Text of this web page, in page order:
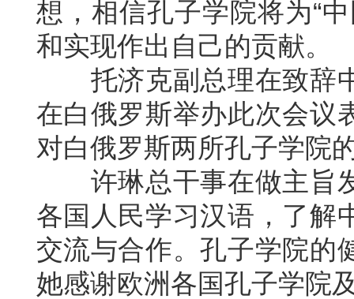
想，相信孔子学院将为“
和实现作出自己的贡献。
托济克副总理在致辞中
在白俄罗斯举办此次会议
对白俄罗斯两所孔子学院
许琳总干事在做主旨发
各国人民学习汉语，了解
交流与合作。孔子学院的
她感谢欧洲各国孔子学院